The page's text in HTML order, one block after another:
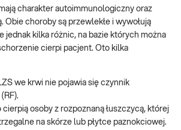
charakter autoimmunologiczny oraz
Obie choroby są przewlekłe i wywołują
jednak kilka różnic, na bazie których można
cierpi pacjent. Oto kilka
we krwi nie pojawia się czynnik
cierpią osoby z rozpoznaną łuszczycą, której
na skórze lub płytce paznokciowej.